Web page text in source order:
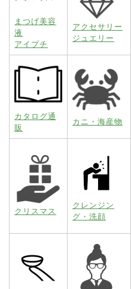
まつげ美容
液
アイプチ
アクセサリー
ジュエリー
カタログ通
販
カニ・海産物
クリスマス
クレンジン
グ・洗顔